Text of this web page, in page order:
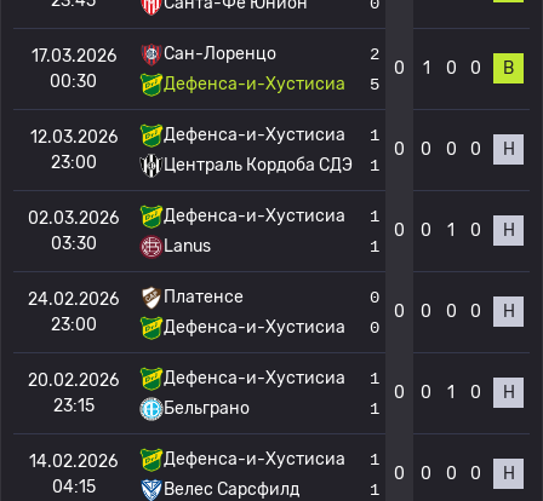
17.03.2026
00:30
Сан-Лоренцо
Дефенса-и-Хустисиа
2
5
0 1 0 0 В
12.03.2026
23:00
Дефенса-и-Хустисиа
Централь Кордоба СДЭ
1
1
0 0 0 0 Н
02.03.2026
03:30
Дефенса-и-Хустисиа
Lanus
1
1
0 0 1 0 Н
24.02.2026
23:00
Платенсе
Дефенса-и-Хустисиа
0
0
0 0 0 0 Н
20.02.2026
23:15
Дефенса-и-Хустисиа
Бельграно
1
1
0 0 1 0 Н
14.02.2026
04:15
Дефенса-и-Хустисиа
Велес Сарсфилд
1
1
0 0 0 0 Н